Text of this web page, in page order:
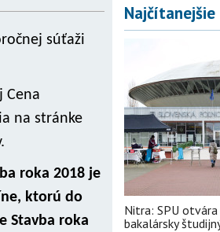
súťaži
Cena
na stránke
roka 2018 je
ktorú do
Stavba roka
Najčítanejšie
Nitra: SPU
bakalársky